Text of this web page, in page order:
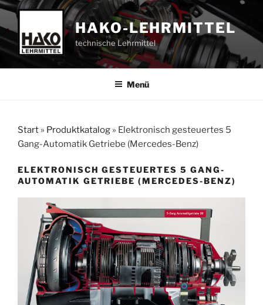
Zum
Inhalt
springen
HAKO-LEHRMITTEL
technische Lehrmittel
Menü
Start » Produktkatalog » Elektronisch gesteuertes 5
Gang-Automatik Getriebe (Mercedes-Benz)
ELEKTRONISCH GESTEUERTES 5 GANG-
AUTOMATIK GETRIEBE (MERCEDES-BENZ)